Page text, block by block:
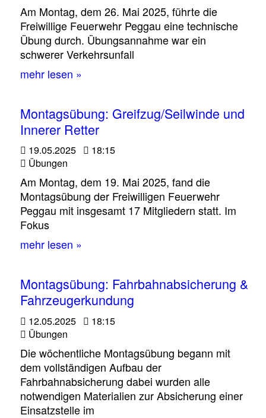
Am Montag, dem 26. Mai 2025, führte die
Freiwillige Feuerwehr Peggau eine technische
Übung durch. Übungsannahme war ein
schwerer Verkehrsunfall
mehr lesen »
Montagsübung: Greifzug/Seilwinde und
Innerer Retter
19.05.2025
18:15
Übungen
Am Montag, dem 19. Mai 2025, fand die
Montagsübung der Freiwilligen Feuerwehr
Peggau mit insgesamt 17 Mitgliedern statt. Im
Fokus
mehr lesen »
Montagsübung: Fahrbahnabsicherung &
Fahrzeugerkundung
12.05.2025
18:15
Übungen
Die wöchentliche Montagsübung begann mit
dem vollständigen Aufbau der
Fahrbahnabsicherung dabei wurden alle
notwendigen Materialien zur Absicherung einer
Einsatzstelle im